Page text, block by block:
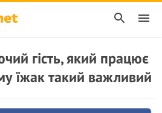
гість, який працює
їжак такий важливий